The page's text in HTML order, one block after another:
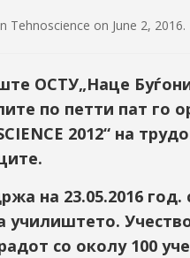
Tehnoscience on June 2, 2016.
ОСТУ„Наце
по петти пат го
2012“ на
на 23.05.2016 год.
училиштето.
со околу 100